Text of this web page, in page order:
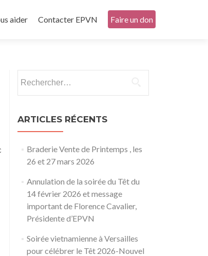
aider Contacter EPVN Faire un don
ARTICLES RÉCENTS
Braderie Vente de Printemps , les
26 et 27 mars 2026
Annulation de la soirée du Têt du
14 février 2026 et message
important de Florence Cavalier,
Présidente d’EPVN
Soirée vietnamienne à Versailles
pour célébrer le Têt 2026-Nouvel